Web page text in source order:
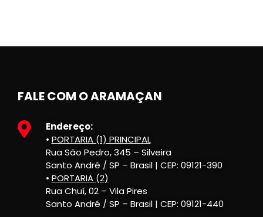
FALE COM O ARAMAÇAN
Endereço:
• PORTARIA (1) PRINCIPAL
Rua São Pedro, 345 – Silveira
Santo André / SP – Brasil | CEP: 09121-390
• PORTARIA (2)
Rua Chuí, 02 – Vila Pires
Santo André / SP – Brasil | CEP: 09121-440